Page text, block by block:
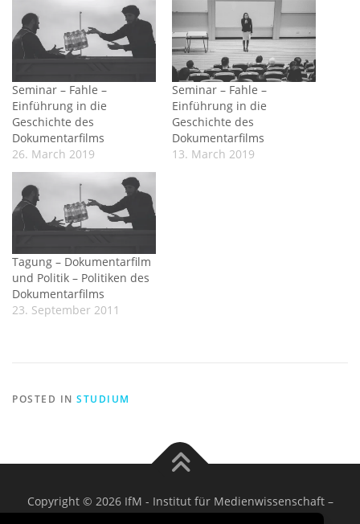
Seminar – Fahle –
Einführung in die
Geschichte des
Dokumentarfilms
26. March 2019
Seminar – Fahle –
Einführung in die
Geschichte des
Dokumentarfilms
13. March 2019
Tagung – Dokumentarfilm
und Politik – Politiken des
Dokumentarfilms
23. September 2011
POSTED IN STUDIUM
Copyright © 2026 IfM - Institut für Medienwissenschaft –